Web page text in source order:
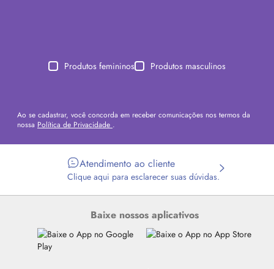
Produtos femininos Produtos masculinos
Ao se cadastrar, você concorda em receber comunicações nos termos da
nossa Política de Privacidade .
Atendimento ao cliente
Clique aqui para esclarecer suas dúvidas.
Baixe nossos aplicativos